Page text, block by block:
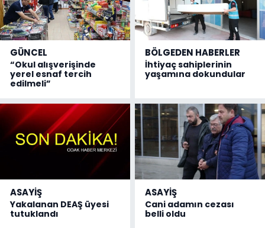
GÜNCEL
“Okul alışverişinde
yerel esnaf tercih
edilmeli”
BÖLGEDEN HABERLER
İhtiyaç sahiplerinin
yaşamına dokundular
ASAYİŞ
Yakalanan DEAŞ üyesi
tutuklandı
ASAYİŞ
Cani adamın cezası
belli oldu